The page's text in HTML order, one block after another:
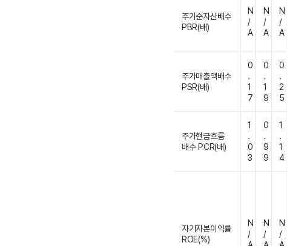
주가순자산배수
PBR(배)
N
/
A
N
/
A
N
/
A
주가매출액배수
PSR(배)
0
.
1
7
0
.
1
9
0
.
2
5
주가현금흐름
배수 PCR(배)
1
.
0
3
0
.
9
9
1
.
1
4
자기자본이익률
ROE(%)
N
/
N
/
N
/